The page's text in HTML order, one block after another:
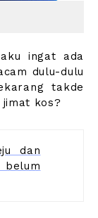
ingat ada
dulu-dulu
takde
jimat kos?
dan
belum